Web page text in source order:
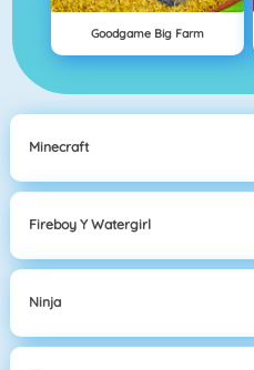
Goodgame Big Farm
Minecraft
Fireboy Y Watergirl
Ninja